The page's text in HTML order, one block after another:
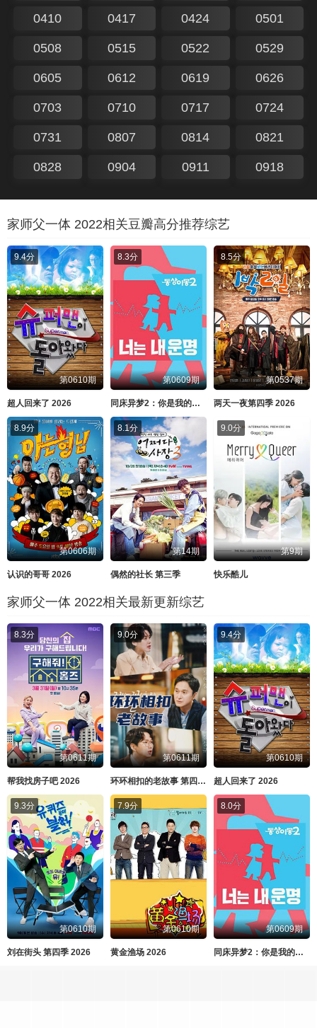
0410 0417 0424 0501
0508 0515 0522 0529
0605 0612 0619 0626
0703 0710 0717 0724
0731 0807 0814 0821
0828 0904 0911 0918
家师父一体 2022相关豆瓣高分推荐综艺
9.4分
第0610期
超人回来了 2026
8.3分
第0609期
同床异梦2：你是我的命运 2026
8.5分
第0537期
两天一夜第四季 2026
8.9分
第0606期
认识的哥哥 2026
8.1分
第14期
偶然的社长 第三季
9.0分
第9期
快乐酷儿
家师父一体 2022相关最新更新综艺
8.3分
第0611期
帮我找房子吧 2026
9.0分
第0611期
环环相扣的老故事 第四季 2026
9.4分
第0610期
超人回来了 2026
9.3分
第0610期
刘在街头 第四季 2026
7.9分
第0610期
黄金渔场 2026
8.0分
第0609期
同床异梦2：你是我的命运 2026